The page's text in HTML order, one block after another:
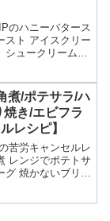
のハニーバタース
スト アイスクリー
シュークリーム
想・画像はイメー
煮/ポテサラ/ハ
き/エビフラ
レシピ】
苦労キャンセルレ
レンジでポテトサ
グ 焼かないブリの